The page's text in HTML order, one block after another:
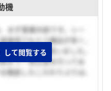
機
まず事業内容です。シー
接見てもらう機会が多く、
るだろうなと思いました。
まで一貫生産を行ってお
徹底したこだわりぶりは、
して閲覧する